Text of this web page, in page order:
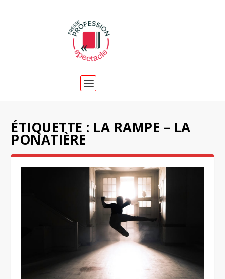
ÉTIQUETTE : LA RAMPE – LA
PONATIÈRE